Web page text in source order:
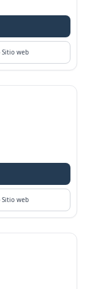
Sitio web
Sitio web